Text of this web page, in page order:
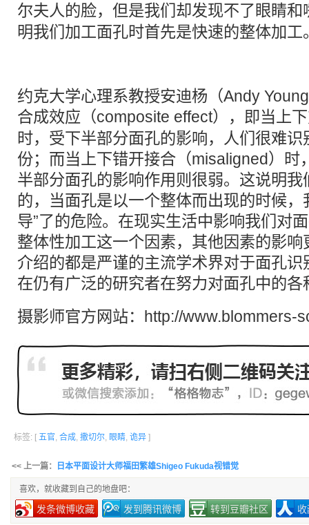
尔夫人的脸，但是我们却发现不了眼睛和
明我们加工面孔时首先是快速的整体加工
约克大学心理系教授安迪杨（Andy
合成效应（composite effect），即当上
时，受下半部分面孔的影响，人们很难
份；而当上下错开接合（misaligned）时
半部分面孔的影响作用则很弱。这说明
的，当面孔是以一个整体而出现的时候，
导”了的危险。在现实生活中影响我们对
整体性加工这一个因素，其他因素的影
介绍的都是严谨的主流学术界对于面孔
在仍有广泛的研究者在努力对面孔中的
摄影师官方网站：http://www.blommers-
标签: [ 五官, 合成, 撒切尔, 眼睛, 诡异 ]
<< 上一篇： 日本平面设计大师福田繁雄Shigeo Fukuda视错觉
喜欢，就收藏到自己的地盘吧：
发条微博收藏 发到腾讯微博 转到豆瓣社区